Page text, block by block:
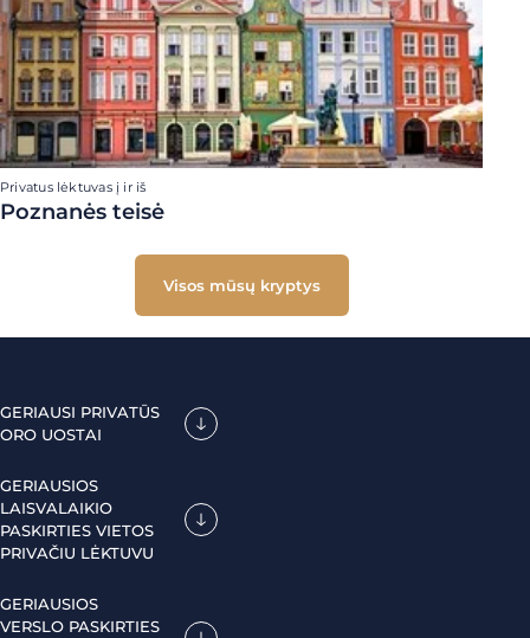
Privatus lėktuvas į ir iš
Poznanės teisė
Visos mūsų kryptys
GERIAUSI PRIVATŪS
ORO UOSTAI
GERIAUSIOS
LAISVALAIKIO
PASKIRTIES VIETOS
PRIVAČIU LĖKTUVU
GERIAUSIOS
VERSLO PASKIRTIES